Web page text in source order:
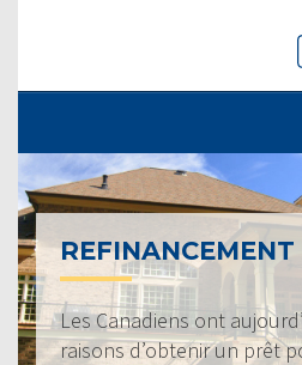
REFINANCEMENT
Les Canadiens ont
raisons d’obtenir un prêt